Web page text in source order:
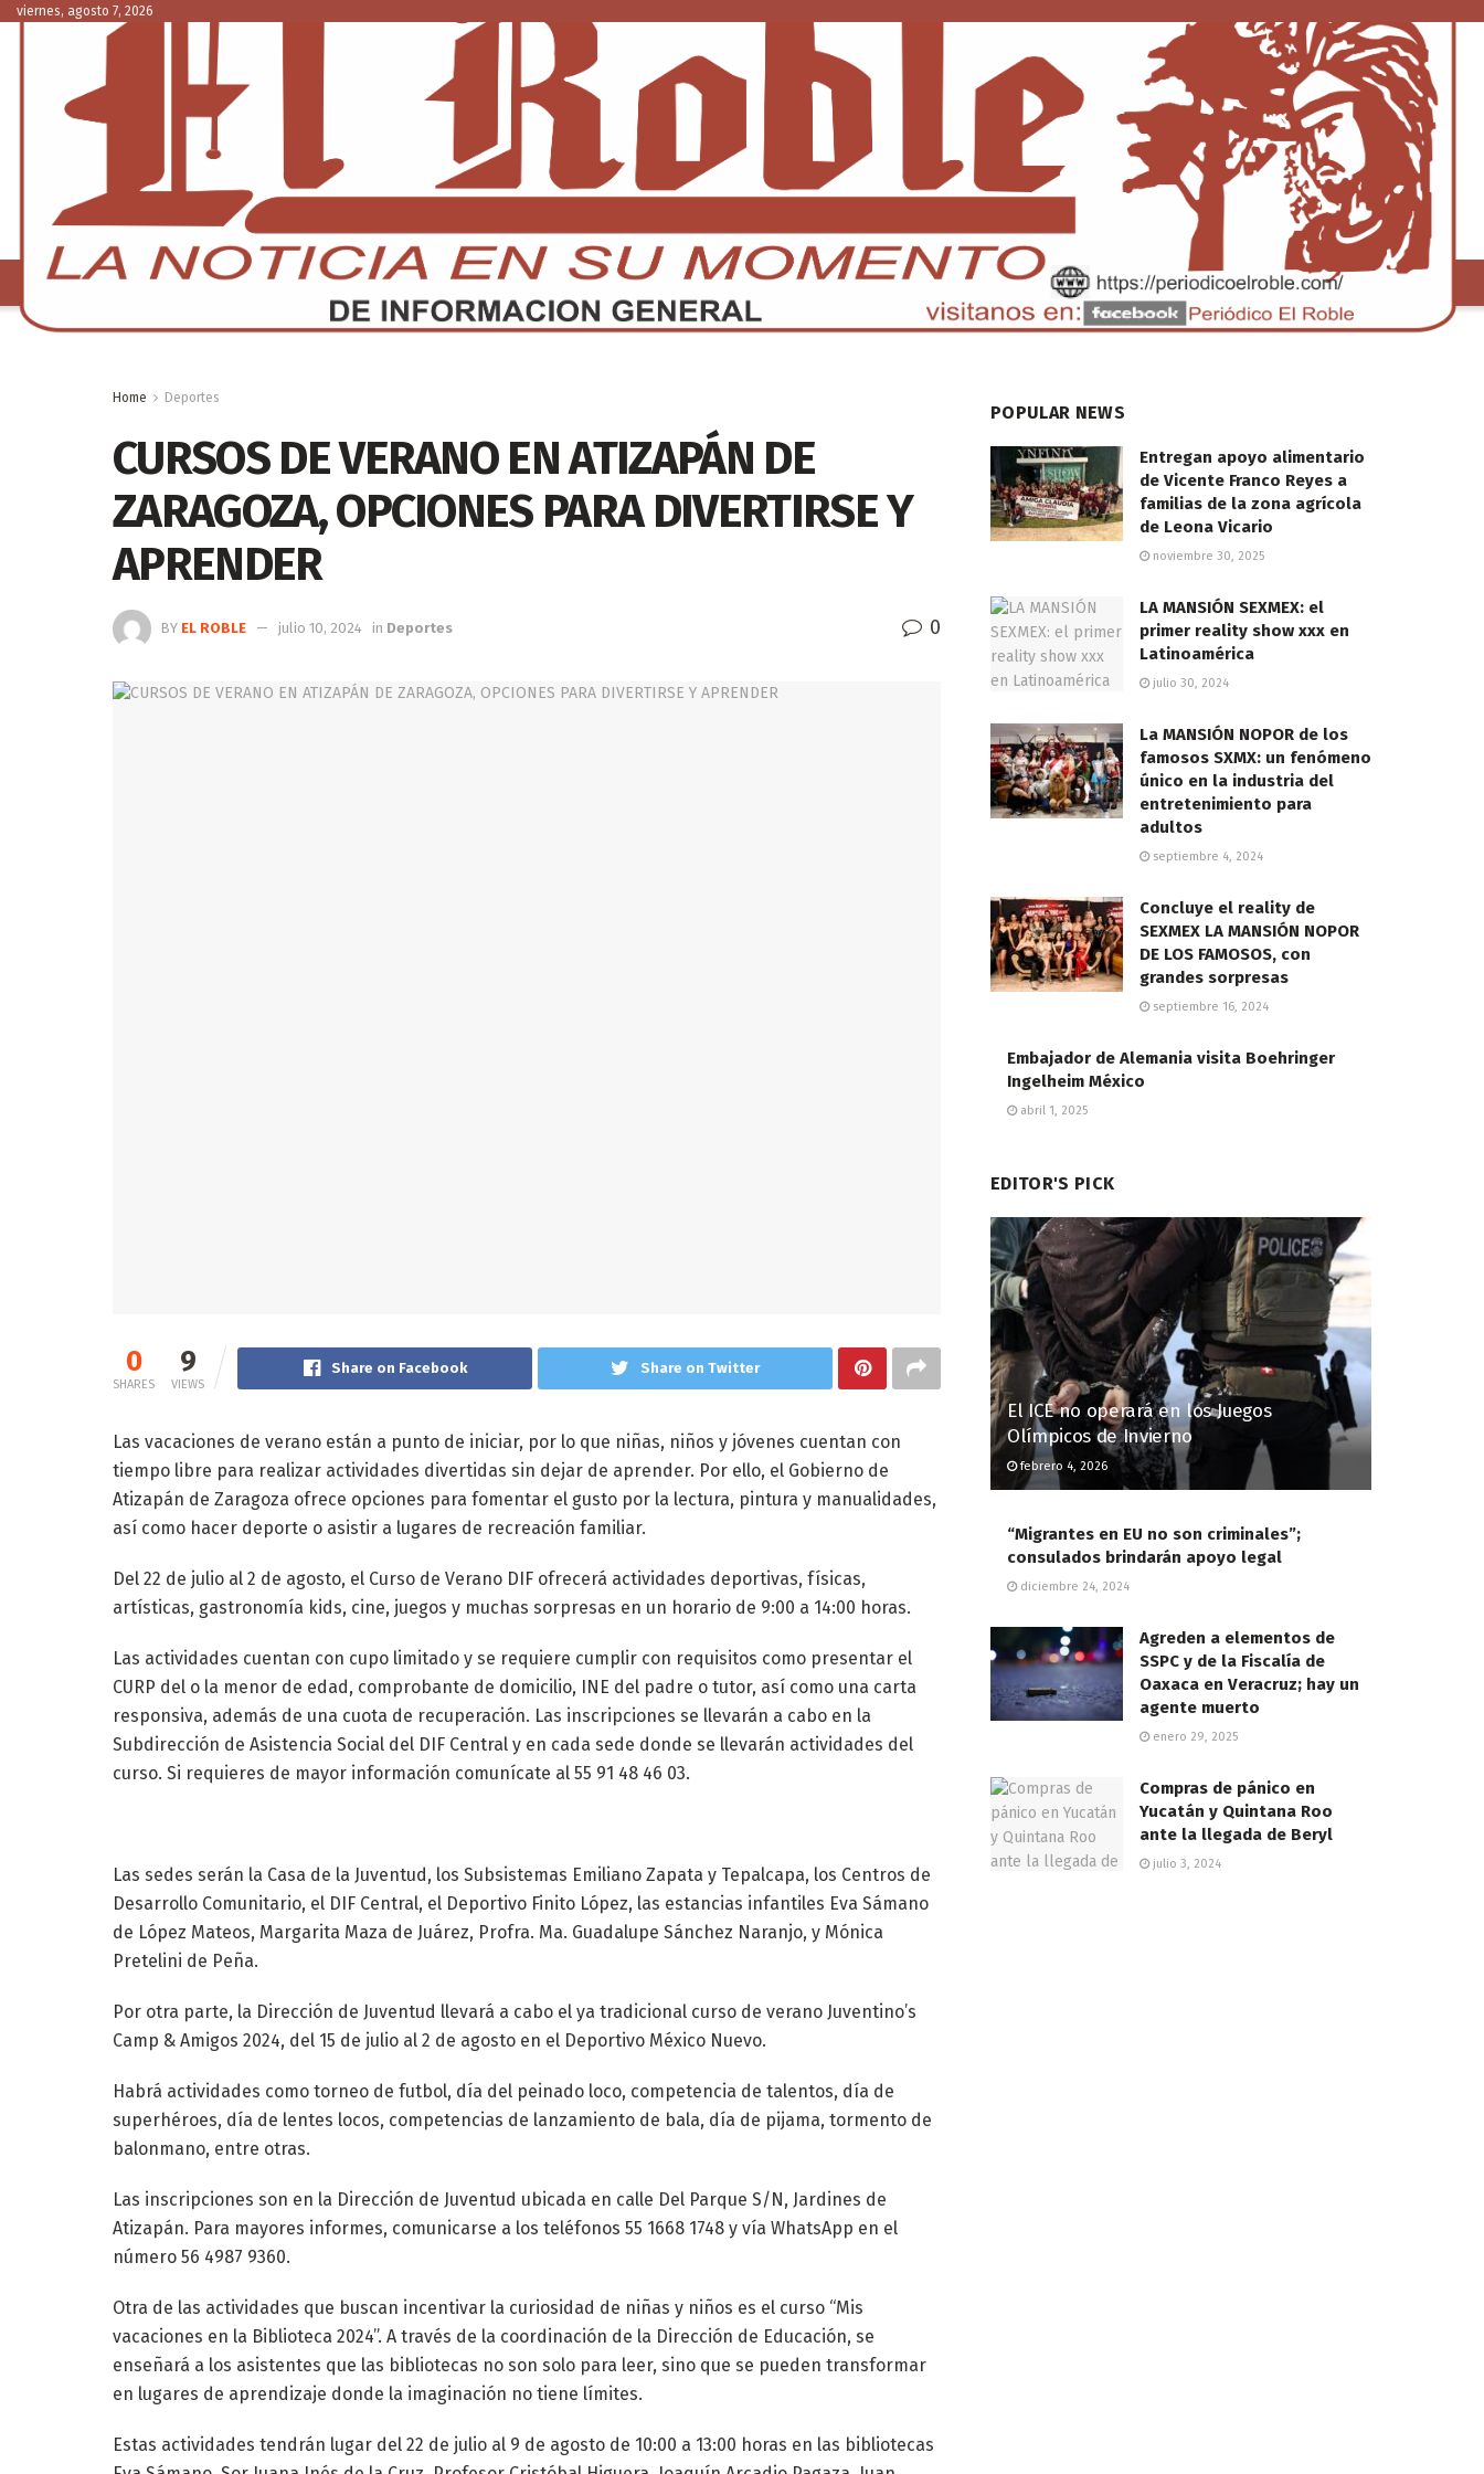
viernes, agosto 7, 2026
NACIONAL CDMX EDOMEX ECONOMÍA INTERNACIONAL DEPORTES TENDENCIA
Home Deportes
CURSOS DE VERANO EN ATIZAPÁN DE
ZARAGOZA, OPCIONES PARA DIVERTIRSE Y
APRENDER
BY EL ROBLE julio 10, 2024 in Deportes 0
0
SHARES
9
VIEWS
Share on Facebook Share on Twitter
Las vacaciones de verano están a punto de iniciar, por lo que niñas, niños y jóvenes cuentan con
tiempo libre para realizar actividades divertidas sin dejar de aprender. Por ello, el Gobierno de
Atizapán de Zaragoza ofrece opciones para fomentar el gusto por la lectura, pintura y manualidades,
así como hacer deporte o asistir a lugares de recreación familiar.
Del 22 de julio al 2 de agosto, el Curso de Verano DIF ofrecerá actividades deportivas, físicas,
artísticas, gastronomía kids, cine, juegos y muchas sorpresas en un horario de 9:00 a 14:00 horas.
Las actividades cuentan con cupo limitado y se requiere cumplir con requisitos como presentar el
CURP del o la menor de edad, comprobante de domicilio, INE del padre o tutor, así como una carta
responsiva, además de una cuota de recuperación. Las inscripciones se llevarán a cabo en la
Subdirección de Asistencia Social del DIF Central y en cada sede donde se llevarán actividades del
curso. Si requieres de mayor información comunícate al 55 91 48 46 03.
Las sedes serán la Casa de la Juventud, los Subsistemas Emiliano Zapata y Tepalcapa, los Centros de
Desarrollo Comunitario, el DIF Central, el Deportivo Finito López, las estancias infantiles Eva Sámano
de López Mateos, Margarita Maza de Juárez, Profra. Ma. Guadalupe Sánchez Naranjo, y Mónica
Pretelini de Peña.
Por otra parte, la Dirección de Juventud llevará a cabo el ya tradicional curso de verano Juventino’s
Camp & Amigos 2024, del 15 de julio al 2 de agosto en el Deportivo México Nuevo.
Habrá actividades como torneo de futbol, día del peinado loco, competencia de talentos, día de
superhéroes, día de lentes locos, competencias de lanzamiento de bala, día de pijama, tormento de
balonmano, entre otras.
Las inscripciones son en la Dirección de Juventud ubicada en calle Del Parque S/N, Jardines de
Atizapán. Para mayores informes, comunicarse a los teléfonos 55 1668 1748 y vía WhatsApp en el
número 56 4987 9360.
Otra de las actividades que buscan incentivar la curiosidad de niñas y niños es el curso “Mis
vacaciones en la Biblioteca 2024”. A través de la coordinación de la Dirección de Educación, se
enseñará a los asistentes que las bibliotecas no son solo para leer, sino que se pueden transformar
en lugares de aprendizaje donde la imaginación no tiene límites.
Estas actividades tendrán lugar del 22 de julio al 9 de agosto de 10:00 a 13:00 horas en las bibliotecas
POPULAR NEWS
Entregan apoyo alimentario
de Vicente Franco Reyes a
familias de la zona agrícola
de Leona Vicario
noviembre 30, 2025
LA MANSIÓN SEXMEX: el
primer reality show xxx en
Latinoamérica
julio 30, 2024
La MANSIÓN NOPOR de los
famosos SXMX: un fenómeno
único en la industria del
entretenimiento para
adultos
septiembre 4, 2024
Concluye el reality de
SEXMEX LA MANSIÓN NOPOR
DE LOS FAMOSOS, con
grandes sorpresas
septiembre 16, 2024
Embajador de Alemania visita Boehringer
Ingelheim México
abril 1, 2025
EDITOR'S PICK
El ICE no operará en los Juegos
Olímpicos de Invierno
febrero 4, 2026
“Migrantes en EU no son criminales”;
consulados brindarán apoyo legal
diciembre 24, 2024
Agreden a elementos de
SSPC y de la Fiscalía de
Oaxaca en Veracruz; hay un
agente muerto
enero 29, 2025
Compras de pánico en
Yucatán y Quintana Roo
ante la llegada de Beryl
julio 3, 2024